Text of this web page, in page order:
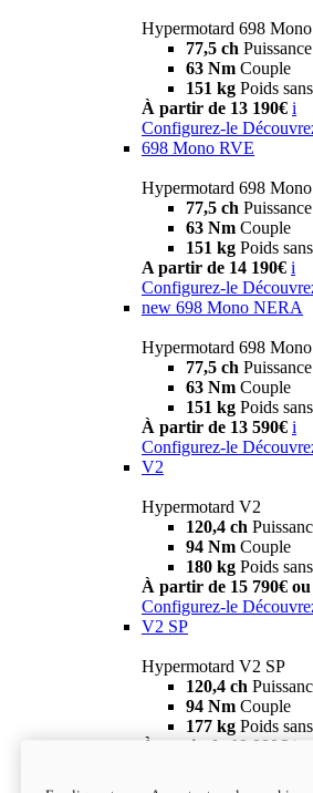
Hypermotard 698 Mono
77,5 ch Puissance
63 Nm Couple
151 kg Poids
À partir de 13 190€ i
Configurez-le
698 Mono RVE
Hypermotard 698
77,5 ch Puissance
63 Nm Couple
151 kg Poids
A partir de 14 190€ i
Configurez-le
new 698 Mono NERA
Hypermotard 698
77,5 ch Puissance
63 Nm Couple
151 kg Poids
À partir de 13 590€ i
Configurez-le
V2
Hypermotard V2
120,4 ch
94 Nm Couple
180 kg Poids
À partir de 15 790€ ou
Configurez-le
V2 SP
Hypermotard V2 SP
120,4 ch
94 Nm Couple
177 kg Poids
À partir de 19 990€ i
new
V2 SP 100